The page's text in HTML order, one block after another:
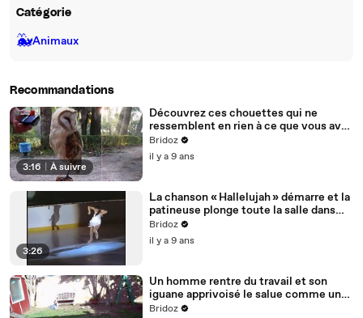
Catégorie
🐳Animaux
Recommandations
3:16 À suivre
Découvrez ces chouettes qui ne
ressemblent en rien à ce que vous avez
pu voir jusque là, elles sont
simplement trop amus
Bridoz
il y a 9 ans
3:26
La chanson « Hallelujah » démarre et la
patineuse plonge toute la salle dans
l’émotion.
Bridoz
il y a 9 ans
Un homme rentre du travail et son
iguane apprivoisé le salue comme un
chien.
Bridoz